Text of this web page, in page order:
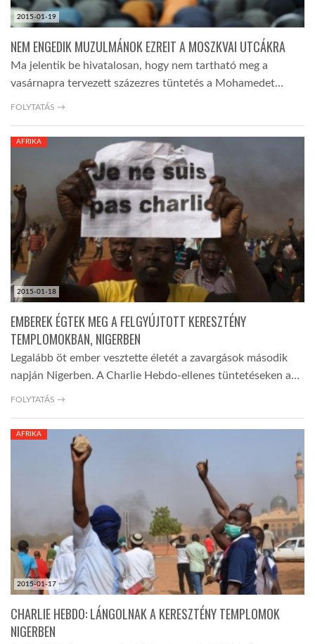
2015-01-19
NEM ENGEDIK MUZULMÁNOK EZREIT A MOSZKVAI UTCÁKRA
Ma jelentik be hivatalosan, hogy nem tartható meg a
vasárnapra tervezett százezres tüntetés a Mohamedet…
FOLYTATÁS →
2015-01-18
AFRIKA
EMBEREK ÉGTEK MEG A FELGYÚJTOTT KERESZTÉNY
TEMPLOMOKBAN, NIGERBEN
Legalább öt ember vesztette életét a zavargások második
napján Nigerben. A Charlie Hebdo-ellenes tüntetéseken a…
FOLYTATÁS →
2015-01-17
AFRIKA
CHARLIE HEBDO: LÁNGOLNAK A KERESZTÉNY TEMPLOMOK
NIGERBEN